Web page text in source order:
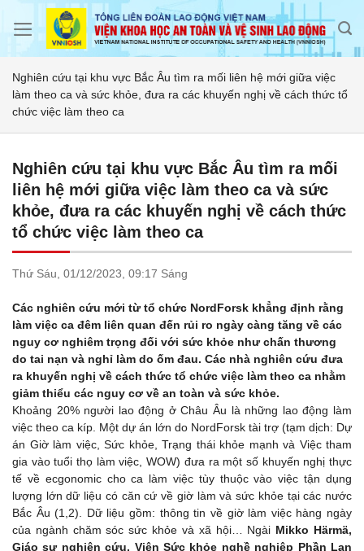
Nghiên cứu tại khu vực Bắc Âu tìm ra mối liên hệ mới giữa việc
làm theo ca và sức khỏe, đưa ra các khuyến nghị về cách thức tổ
chức việc làm theo ca
Nghiên cứu tại khu vực Bắc Âu tìm ra mối
liên hệ mới giữa việc làm theo ca và sức
khỏe, đưa ra các khuyến nghị về cách thức
tổ chức việc làm theo ca
Thứ Sáu, 01/12/2023, 09:17 Sáng
Các nghiên cứu mới từ tổ chức NordForsk khẳng định rằng
làm việc ca đêm liên quan đến rủi ro ngày càng tăng về các
nguy cơ nghiêm trọng đối với sức khỏe như chấn thương
do tai nạn và nghỉ làm do ốm đau. Các nhà nghiên cứu đưa
ra khuyến nghị về cách thức tổ chức việc làm theo ca nhằm
giảm thiểu các nguy cơ về an toàn và sức khỏe.
Khoảng 20% người lao động ở Châu Âu là những lao động làm
việc theo ca kíp. Một dự án lớn do NordForsk tài trợ (tạm dịch: Dự
án Giờ làm việc, Sức khỏe, Trạng thái khỏe mạnh và Việc tham
gia vào tuổi thọ làm việc, WOW) đưa ra một số khuyến nghị thực
tế về ecgonomic cho ca làm việc tùy thuộc vào việc tận dụng
lượng lớn dữ liệu có căn cứ về giờ làm và sức khỏe tại các nước
Bắc Âu (1,2). Dữ liệu gồm: thông tin về giờ làm việc hàng ngày
của ngành chăm sóc sức khỏe và xã hội… Ngài Mikko Härmä,
Giáo sư nghiên cứu, Viện Sức khỏe nghề nghiệp Phần Lan